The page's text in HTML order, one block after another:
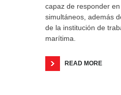
capaz de responder en
simultáneos, además
de la institución de
marítima.
READ MORE